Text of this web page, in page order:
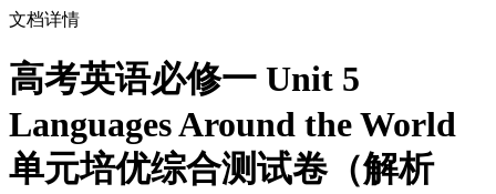
文档详情
高考英语必修一 Unit 5
Languages Around the World
单元培优综合测试卷（解析